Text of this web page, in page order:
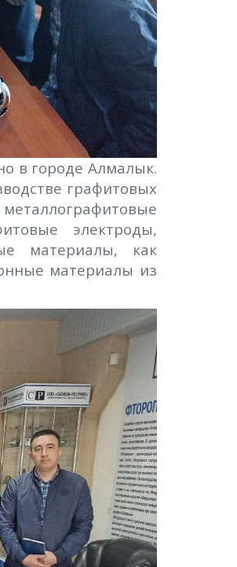
в городе Алмалык.
графитовых
металлографитовые
электроды,
материалы, как
материалы из